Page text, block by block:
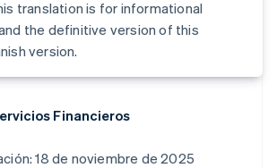
translation is for informational
the definitive version of this
version.
Financieros
18 de noviembre de 2025